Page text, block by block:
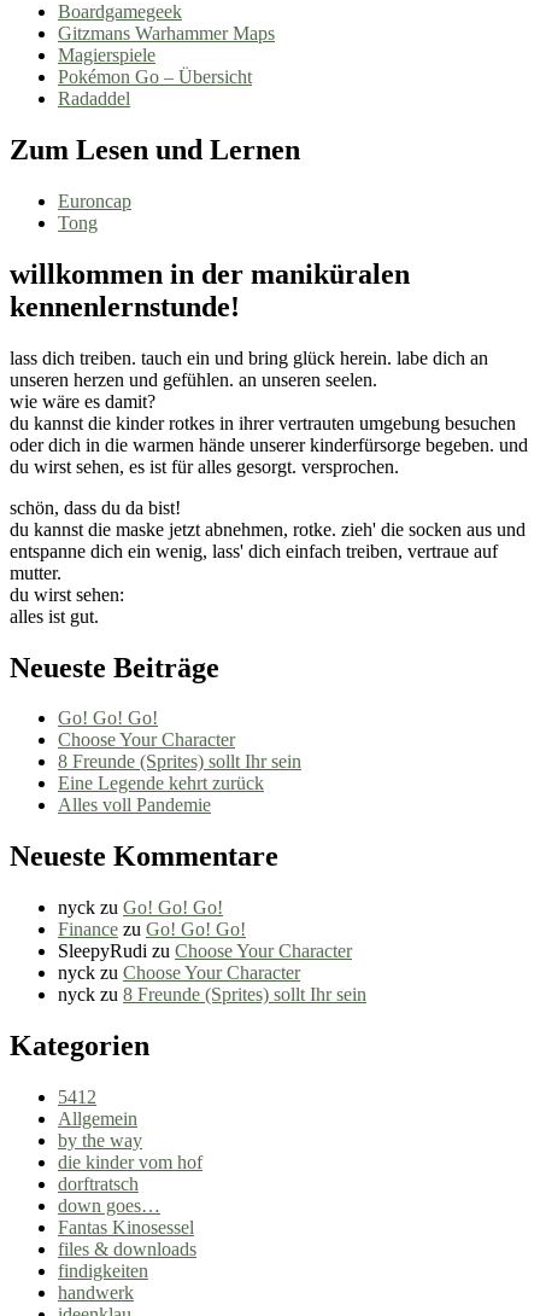
Boardgamegeek
Gitzmans Warhammer Maps
Magierspiele
Pokémon Go – Übersicht
Radaddel
Zum Lesen und Lernen
Euroncap
Tong
willkommen in der maniküralen
kennenlernstunde!
lass dich treiben. tauch ein und bring glück herein. labe dich an
unseren herzen und gefühlen. an unseren seelen.
wie wäre es damit?
du kannst die kinder rotkes in ihrer vertrauten umgebung besuchen
oder dich in die warmen hände unserer kinderfürsorge begeben. und
du wirst sehen, es ist für alles gesorgt. versprochen.
schön, dass du da bist!
du kannst die maske jetzt abnehmen, rotke. zieh' die socken aus und
entspanne dich ein wenig, lass' dich einfach treiben, vertraue auf
mutter.
du wirst sehen:
alles ist gut.
Neueste Beiträge
Go! Go! Go!
Choose Your Character
8 Freunde (Sprites) sollt Ihr sein
Eine Legende kehrt zurück
Alles voll Pandemie
Neueste Kommentare
nyck zu Go! Go! Go!
Finance zu Go! Go! Go!
SleepyRudi zu Choose Your Character
nyck zu Choose Your Character
nyck zu 8 Freunde (Sprites) sollt Ihr sein
Kategorien
5412
Allgemein
by the way
die kinder vom hof
dorftratsch
down goes…
Fantas Kinosessel
files & downloads
findigkeiten
handwerk